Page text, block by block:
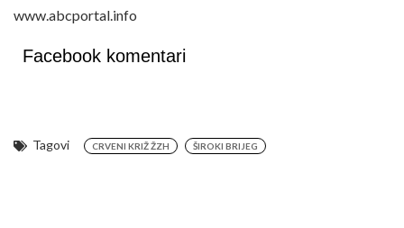
www.abcportal.info
Facebook komentari
Tagovi CRVENI KRIŽ ŽZH ŠIROKI BRIJEG